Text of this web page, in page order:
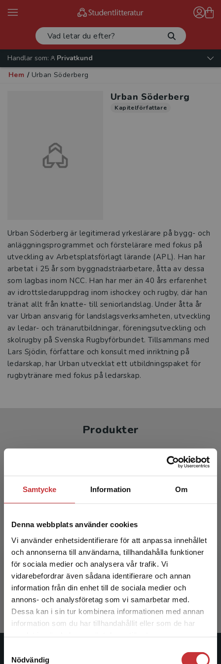
Samtycke Information Om
Denna webbplats använder cookies
Vi använder enhetsidentifierare för att anpassa innehållet
och annonserna till användarna, tillhandahålla funktioner
för sociala medier och analysera vår trafik. Vi
vidarebefordrar även sådana identifierare och annan
information från din enhet till de sociala medier och
annons- och analysföretag som vi samarbetar med.
Dessa kan i sin tur kombinera informationen med annan
information som du har tillhandahållit eller som de har
Nödvändig
Begränsad fraktregion
Det verkar som att du besöker
studentlitteratur.se via en enhet utanför Sverige.
Vi erbjuder inte leveranser utanför Sverige. För
Handlar som:
Privatkund
Hem / Urban Söderberg
Urban Söderberg
Kapitelförfattare
Urban Söderberg är legitimerad yrkeslärare på bygg- och
anläggningsprogrammet och förstelärare med fokus på
utveckling av Arbetsplatsförlagt lärande (APL). Han har
arbetat i 25 år som byggnadsträarbetare, åtta av dessa
som lagbas inom NCC. Han har mer än 40 års erfarenhet
av idrottsledaruppdrag inom ishockey och rugby, där han
tränat allt från knatte- till seniorlandslag. Under åtta år
var Urban ansvarig för landslagsverksamheten, utveckling
av ledar- och tränarutbildningar, föreningsutveckling och
skolrugby på Svenska Rugbyförbundet. Tillsammans med
Lars Sjödin, författare och konsult med inriktning på
ledarskap, har Urban utvecklat ett utbildningspaket för
rugbytränare med fokus på ledarskap.
Produkter
Särskild begåvning i praktik och forskning
Sims, Caroline m.fl. (red.)
338 krinkl. moms
Exkl. moms: 319 kr
Studentlitteratur